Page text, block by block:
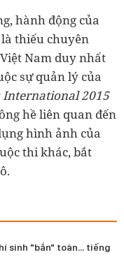
hành động của
là thiếu chuyên
Nam duy nhất
sự quản lý của
International 2015
hề liên quan đến
hình ảnh của
thi khác, bắt
sinh "bắn" toàn... tiếng